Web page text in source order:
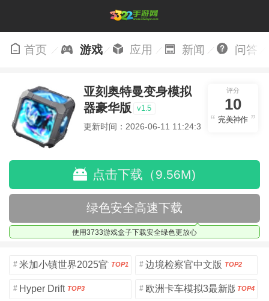
首页 游戏 应用 新闻 问答
亚刻奥特曼变身模拟
器豪华版
v1.5
更新时间：2026-06-11 11:24:32
评分
10
完美神作
点击下载（9.56M)
绿色安全高速下载
使用3733游戏盒子下载安全绿色更放心
# 米加小镇世界2025官方版
TOP1 # 边境检察官中文版 TOP2
# Hyper Drift TOP3 # 欧洲卡车模拟3最新版 TOP4